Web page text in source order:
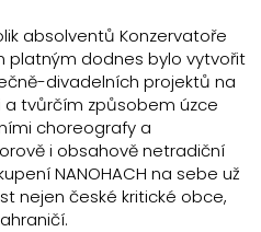
absolventů Konzervatoře
platným dodnes bylo vytvořit
divadelních projektů na
a tvůrčím způsobem úzce
choreografy a
i obsahově netradiční
NANOHACH na sebe už
nejen české kritické obce,